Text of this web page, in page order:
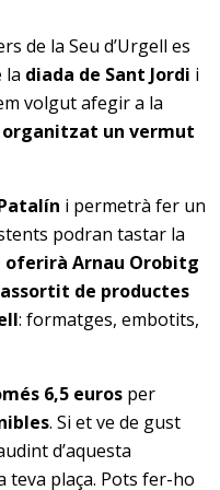
de la Seu d’Urgell es
la diada de Sant Jordi i
volgut afegir a la
organitzat un vermut
i permetrà fer un
podran tastar la
oferirà Arnau Orobitg
assortit de productes
: formatges, embotits,
6,5 euros per
. Si et ve de gust
d’aquesta
plaça. Pots fer-ho